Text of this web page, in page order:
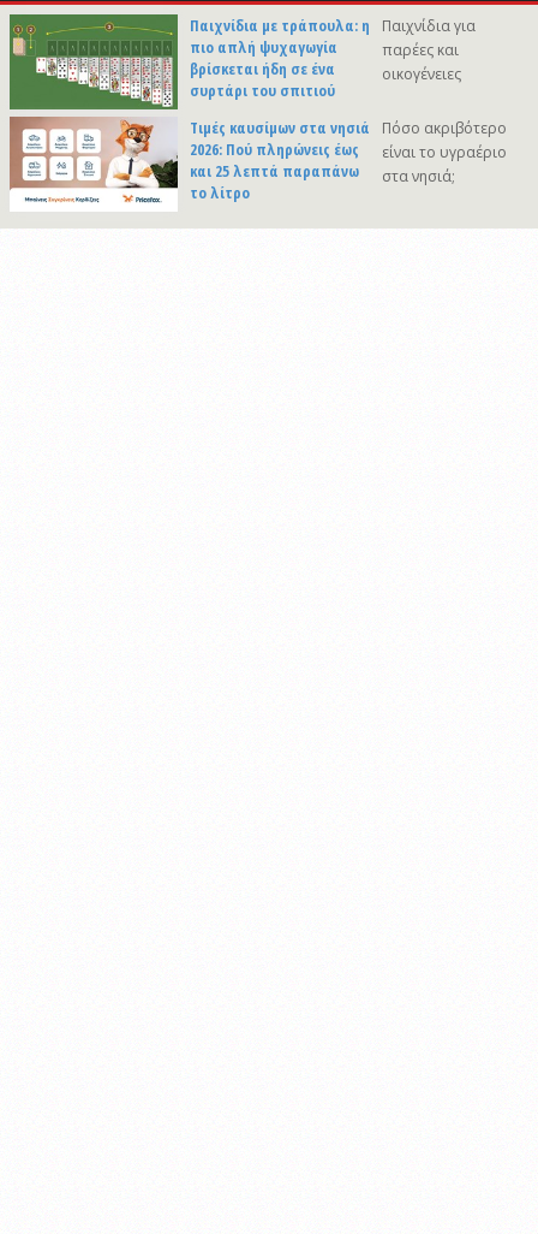
Παιχνίδια με τράπουλα: η
πιο απλή ψυχαγωγία
βρίσκεται ήδη σε ένα
συρτάρι του σπιτιού
Παιχνίδια για
παρέες και
οικογένειες
Τιμές καυσίμων στα νησιά
2026: Πού πληρώνεις έως
και 25 λεπτά παραπάνω
το λίτρο
Πόσο ακριβότερο
είναι το υγραέριο
στα νησιά;